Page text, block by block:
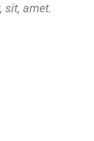
sit, amet.